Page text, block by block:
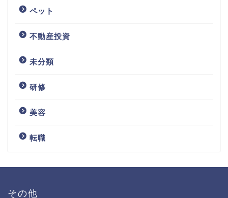
ペット
不動産投資
未分類
研修
美容
転職
その他